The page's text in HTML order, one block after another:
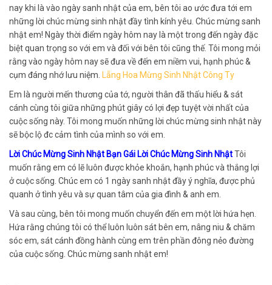
nay khi là vào ngày sanh nhật của em, bên tôi ao ước đưa tới em
những lời chúc mừng sinh nhật đầy tình kính yêu. Chúc mừng sanh
nhật em! Ngày thời điểm ngày hôm nay là một trong đến ngày đặc
biệt quan trọng so với em và đối với bên tôi cũng thế. Tôi mong mỏi
rằng vào ngày hôm nay sẽ đưa về đến em niềm vui, hạnh phúc &
cụm đáng nhớ lưu niệm.
Lẵng Hoa Mừng Sinh Nhật Công Ty
Em là người mến thương của tớ, người thân đã thấu hiểu & sát
cánh cùng tôi giữa những phút giây có lợi đẹp tuyệt vời nhất của
cuộc sống này. Tôi mong muốn những lời chúc mừng sinh nhật này
sẽ bộc lộ đc cảm tình của mình so với em.
Lời Chúc Mừng Sinh Nhật Bạn Gái Lời Chúc Mừng Sinh NhậtTôi
muốn rằng em có lẽ luôn được khỏe khoắn, hạnh phúc và thắng lợi
ở cuộc sống. Chúc em có 1 ngày sanh nhật đầy ý nghĩa, được phủ
quanh ở tình yêu và sự quan tâm của gia đình & anh em.
Và sau cùng, bên tôi mong muốn chuyển đến em một lời hứa hẹn.
Hứa rằng chúng tôi có thể luôn luôn sát bên em, nâng niu & chăm
sóc em, sát cánh đồng hành cùng em trên phần đông nẻo đường
của cuộc sống. Chúc mừng sanh nhật em!